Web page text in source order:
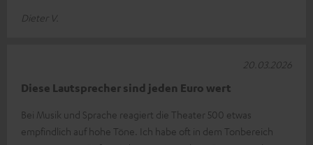
Dieter V.
Diese Lautsprecher sind jeden Euro wert
Bei Musik und Sprache reagiert die Theater 500 etwas
empfindlich auf hohe Töne. Ich habe oft in dem Tonbereich
20.03.2026